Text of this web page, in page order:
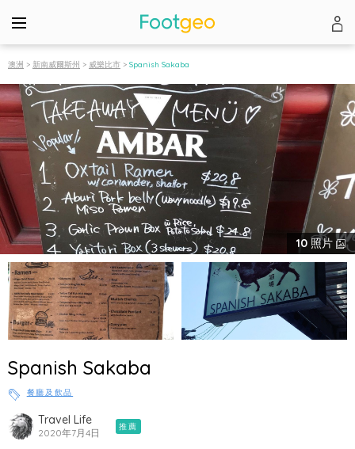
澳洲 > 新南威爾斯州 > 威樂比市 > Spanish Sakaba
10 照片
Spanish Sakaba
餐廳及飲品
Travel Life
2020年7月4日
推薦